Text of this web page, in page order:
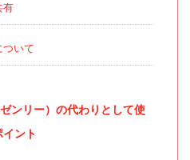
有
ついて
ンリー）の代わりとして使
ント